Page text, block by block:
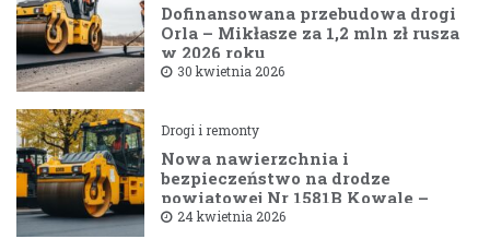
Dofinansowana przebudowa drogi
Orla – Mikłasze za 1,2 mln zł rusza
w 2026 roku
30 kwietnia 2026
Drogi i remonty
Nowa nawierzchnia i
bezpieczeństwo na drodze
powiatowej Nr 1581B Kowale –
Filipy
24 kwietnia 2026